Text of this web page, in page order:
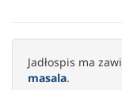
Jadłospis ma
masala.